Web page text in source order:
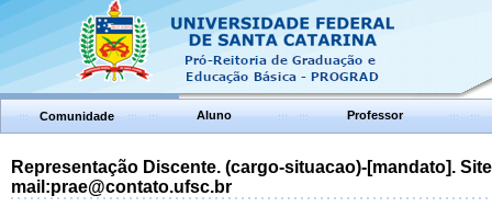
Comunidade Aluno Professor
Representação Discente. (cargo-situacao)-[mandato].
mail:prae@contato.ufsc.br